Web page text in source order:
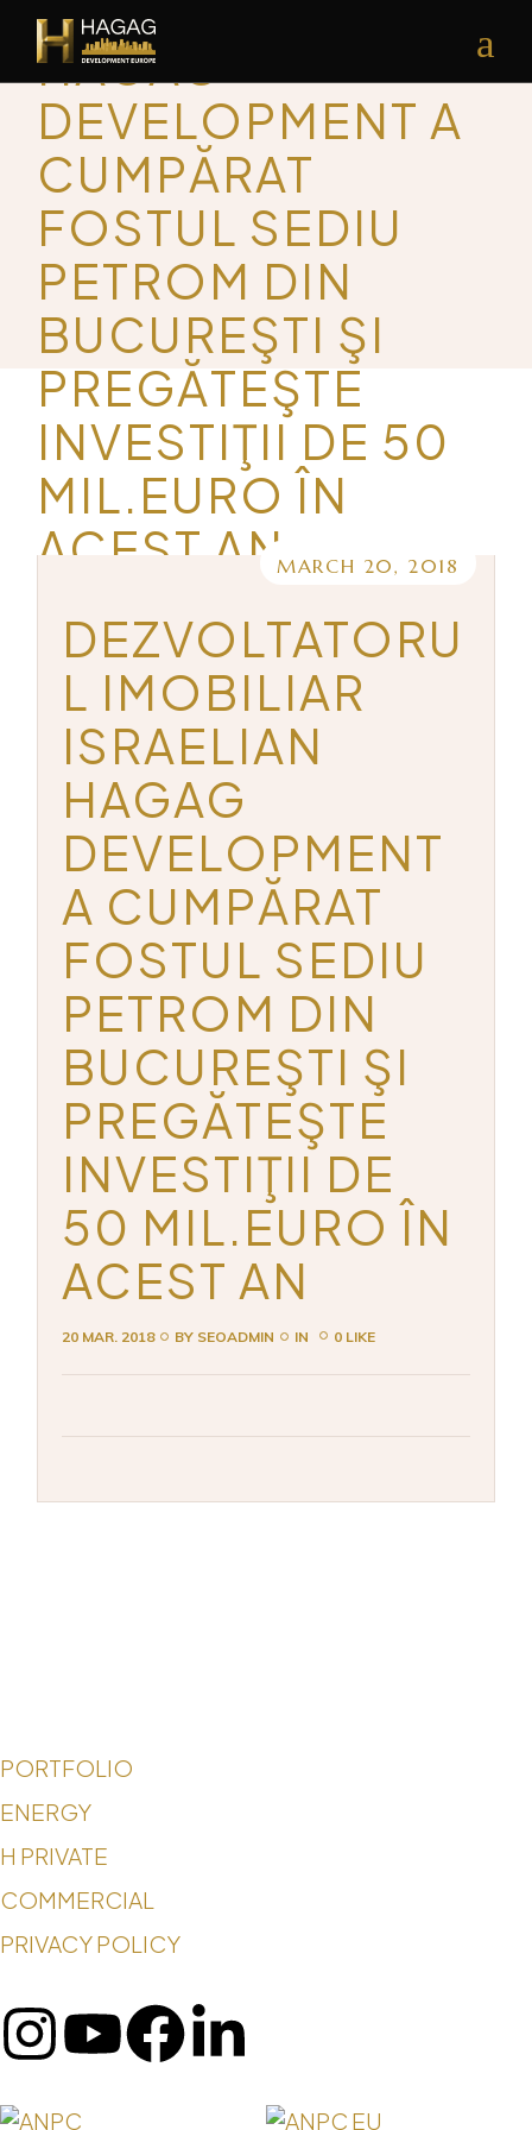
HAGAG
DEVELOPMENT A
CUMPĂRAT
FOSTUL SEDIU
PETROM DIN
BUCUREŞTI ŞI
PREGĂTEŞTE
INVESTIŢII DE 50
MIL.EURO ÎN
ACEST ANMARCH 20, 2018
DEZVOLTATORU
L IMOBILIAR
ISRAELIAN
HAGAG
DEVELOPMENT
A CUMPĂRAT
FOSTUL SEDIU
PETROM DIN
BUCUREŞTI ŞI
PREGĂTEŞTE
INVESTIŢII DE
50 MIL.EURO ÎN
ACEST AN
20 MAR. 2018 BY SEOADMIN IN 0 LIKE
PORTFOLIO
ENERGY
H PRIVATE
COMMERCIAL
PRIVACY POLICY